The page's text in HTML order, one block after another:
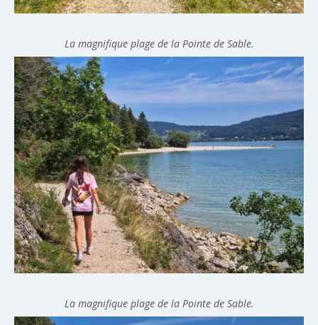
La magnifique plage de la Pointe de Sable.
La magnifique plage de la Pointe de Sable.